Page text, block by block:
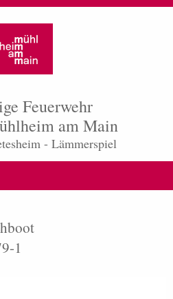
Feuerwehr
am Main
- Lämmerspiel
1